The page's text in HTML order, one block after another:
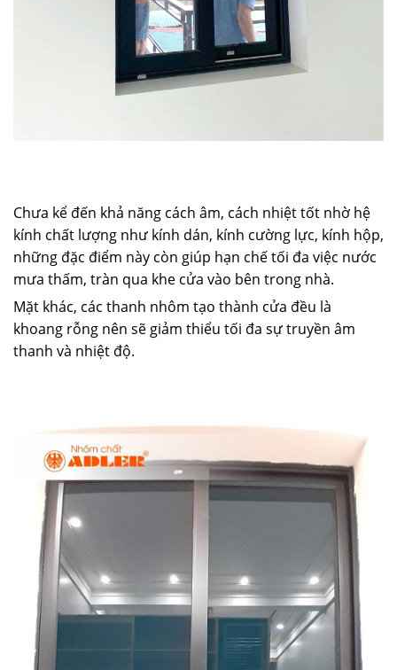
Chưa kể đến khả năng cách âm, cách nhiệt tốt nhờ hệ
kính chất lượng như kính dán, kính cường lực, kính hộp,
những đặc điểm này còn giúp hạn chế tối đa việc nước
mưa thấm, tràn qua khe cửa vào bên trong nhà.
Mặt khác, các thanh nhôm tạo thành cửa đều là
khoang rỗng nên sẽ giảm thiểu tối đa sự truyền âm
thanh và nhiệt độ.